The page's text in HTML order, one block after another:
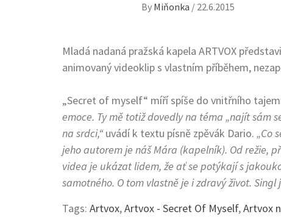
By Miňonka / 22.6.2015
Mladá nadaná pražská kapela ARTVOX
animovaný videoklip s vlastním příběhem,
„Secret of myself“ míří spíše do vnitřního
emoce. Ty mě totiž dovedly na téma „najít sám
na srdci,“uvádí k textu písně zpěvák Dario. „Co
jeho autorem je náš Mára (kapelník). Od režie,
videa je ukázat lidem, že ať se potýkají s
samotného. O tom vlastně je i zdravý život. Singl
Tags: Artvox,Artvox - Secret Of Myself,Artvox